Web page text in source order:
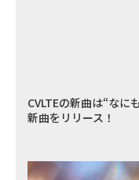
CVLTEの新曲は“なに
新曲をリリース！